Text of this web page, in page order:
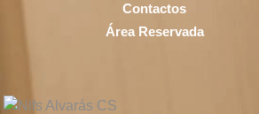
Contactos
Área Reservada